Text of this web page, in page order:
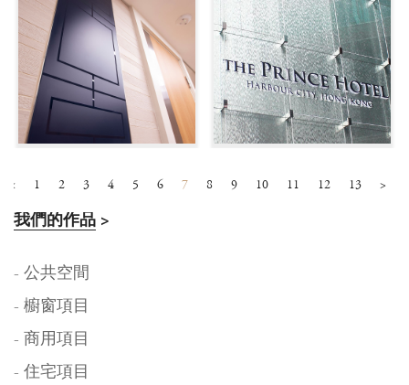
< 1 2 3 4 5 6 7 8 9 10 11 12 13 >
我們的作品 >
- 公共空間
- 櫥窗項目
- 商用項目
- 住宅項目